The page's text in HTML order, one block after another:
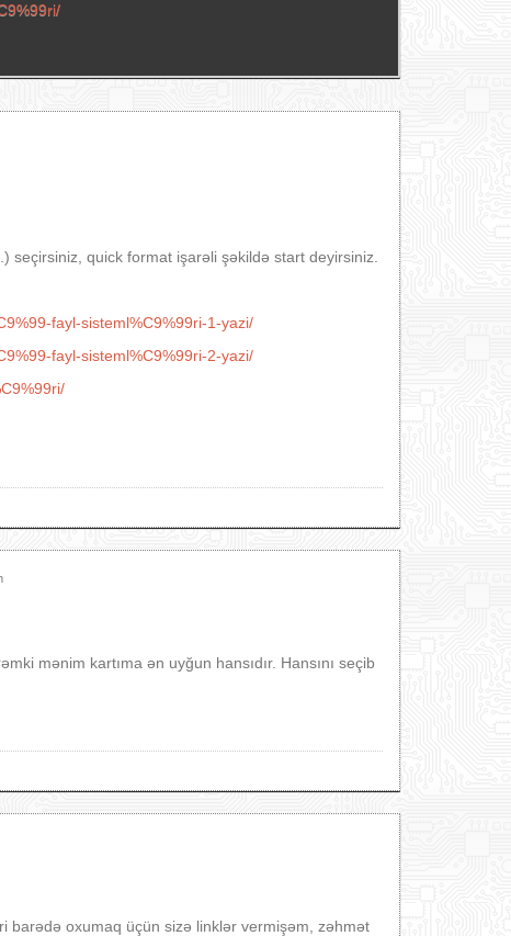
seçirsiniz, quick format işarəli şəkildə start deyirsiniz.
fayl-sisteml%C9%99ri-1-yazi/
fayl-sisteml%C9%99ri-2-yazi/
mənim kartıma ən uyğun hansıdır. Hansını seçib
barədə oxumaq üçün sizə linklər vermişəm, zəhmət